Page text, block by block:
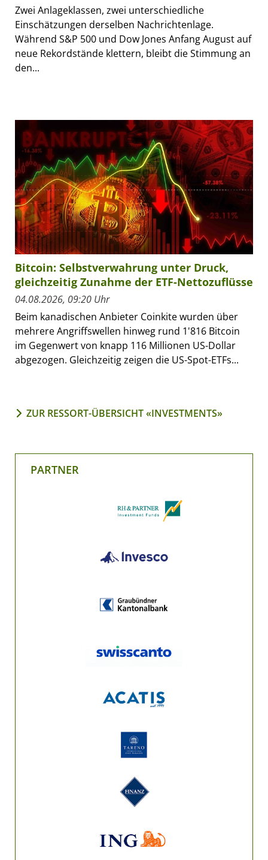
Zwei Anlageklassen, zwei unterschiedliche
Einschätzungen derselben Nachrichtenlage.
Während S&P 500 und Dow Jones Anfang August auf
neue Rekordstände klettern, bleibt die Stimmung an
den...
Bitcoin: Selbstverwahrung unter Druck,
gleichzeitig Zunahme der ETF-Nettozuflüsse
04.08.2026, 09:20 Uhr
Beim kanadischen Anbieter Coinkite wurden über
mehrere Angriffswellen hinweg rund 1'816 Bitcoin
im Gegenwert von knapp 116 Millionen US-Dollar
abgezogen. Gleichzeitig zeigen die US-Spot-ETFs...
ZUR RESSORT-ÜBERSICHT «INVESTMENTS»
PARTNER